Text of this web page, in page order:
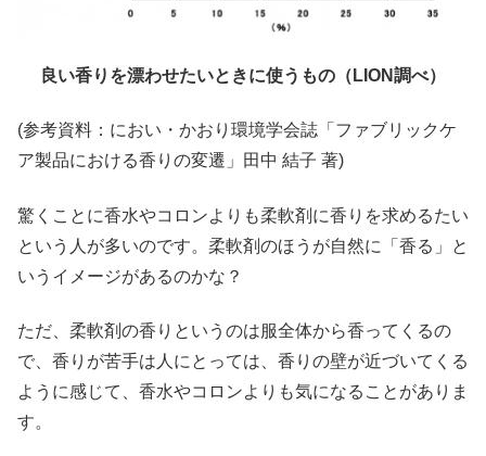
良い香りを漂わせたいときに使うもの（LION調べ）
(参考資料：におい・かおり環境学会誌「ファブリックケ
ア製品における香りの変遷」田中 結子 著)
驚くことに香水やコロンよりも柔軟剤に香りを求めるたい
という人が多いのです。柔軟剤のほうが自然に「香る」と
いうイメージがあるのかな？
ただ、柔軟剤の香りというのは服全体から香ってくるの
で、香りが苦手は人にとっては、香りの壁が近づいてくる
ように感じて、香水やコロンよりも気になることがありま
す。